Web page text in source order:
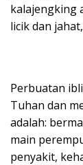
kalajengking
licik dan
Perbuatan
Tuhan dan
adalah:
main
penyakit,